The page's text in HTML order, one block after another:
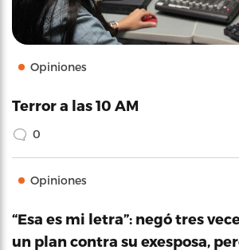
Opiniones
Terror a las 10 AM
0
Opiniones
“Esa es mi letra”: negó tres
un plan contra su exesposa,